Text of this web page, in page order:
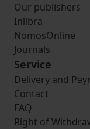
Our publishers
Inlibra
NomosOnline
Journals
Service
Delivery and
Contact
FAQ
Right of